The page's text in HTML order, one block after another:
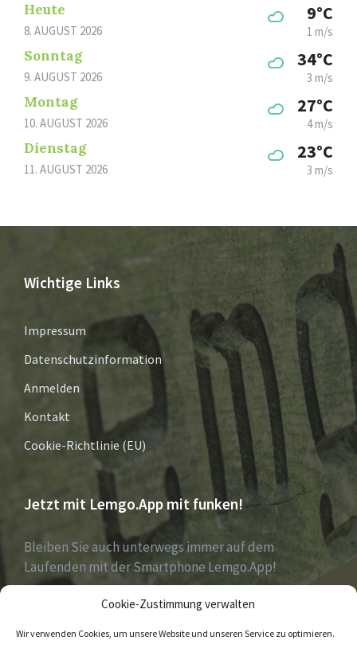
Cookie-Zustimmung verwalten
Wir verwenden Cookies, um unsere Website und unseren Service zu optimieren.
Heute
8. AUGUST 2026
9°C
1 m/s
Sonntag
9. AUGUST 2026
34°C
3 m/s
Montag
10. AUGUST 2026
27°C
4 m/s
Dienstag
11. AUGUST 2026
23°C
3 m/s
Wichtige Links
Impressum
Datenschutzinformation
Anmelden
Kontakt
Cookie-Richtlinie (EU)
Jetzt mit Lemgo.App mit funken!
Bleiben Sie auch unterwegs immer auf dem
Laufenden mit der Smartphone Lemgo.App!
Jetzt laden für iOS & Android